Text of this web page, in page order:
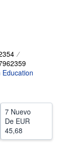
Education
7 Nuevo
De EUR
45,68